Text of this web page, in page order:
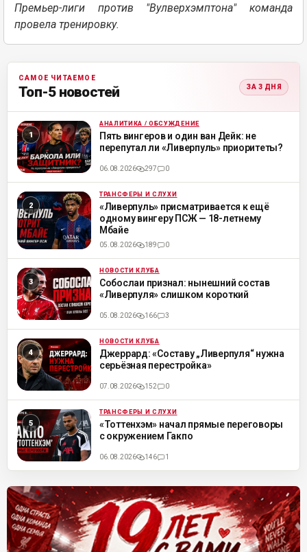
Премьер-лиги против "Вулверхэмптона" команда
провела тренировку.
САМОЕ ЧИТАЕМОЕ
Топ-5 новостей ЗА 3 ДНЯ
ML АНАЛИТИКА / ОБСУЖДЕНИЕ
Пять вингеров и один ван Дейк: не
перепутал ли «Ливерпуль» приоритеты?
06.08.2026 297 0
ML ТРАНСФЕРЫ И СЛУХИ
«Ливерпуль» присматривается к ещё
одному вингеру ПСЖ — 18-летнему
Мбайе
05.08.2026 189 0
ML НОВОСТИ КЛУБА
Собослаи признал: нынешний состав
«Ливерпуля» слишком короткий
05.08.2026 166 3
ML НОВОСТИ КЛУБА
Джеррард: «Составу „Ливерпуля“ нужна
серьёзная перестройка»
07.08.2026 152 0
ML ТРАНСФЕРЫ И СЛУХИ
«Тоттенхэм» начал прямые переговоры
с окружением Гакпо
06.08.2026 146 1